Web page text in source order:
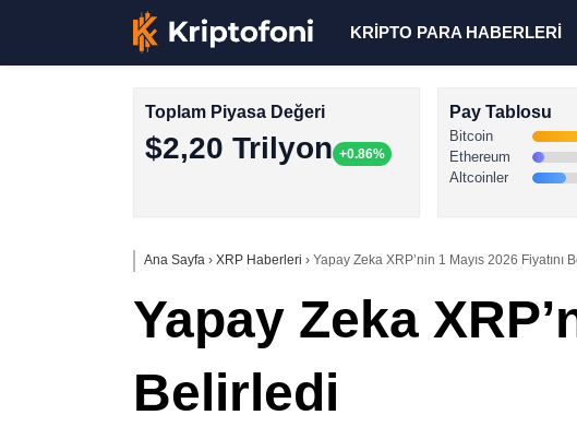
KRİPTO PARA HABERLERİ
Toplam Piyasa Değeri
$2,20 Trilyon +0.86%
Pay Tablosu
Bitcoin
Ethereum
Altcoinler
Ana Sayfa › XRP Haberleri › Yapay Zeka XRP’nin 1 Mayıs 2026 Fiyatını
Yapay Zeka
Belirledi